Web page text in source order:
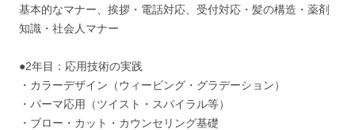
基本的なマナー、挨拶・電話対応、受付対応・髪の構造・薬剤
知識・社会人マナー
●2年目：応用技術の実践
・カラーデザイン（ウィービング・グラデーション）
・パーマ応用（ツイスト・スパイラル等）
・ブロー・カット・カウンセリング基礎